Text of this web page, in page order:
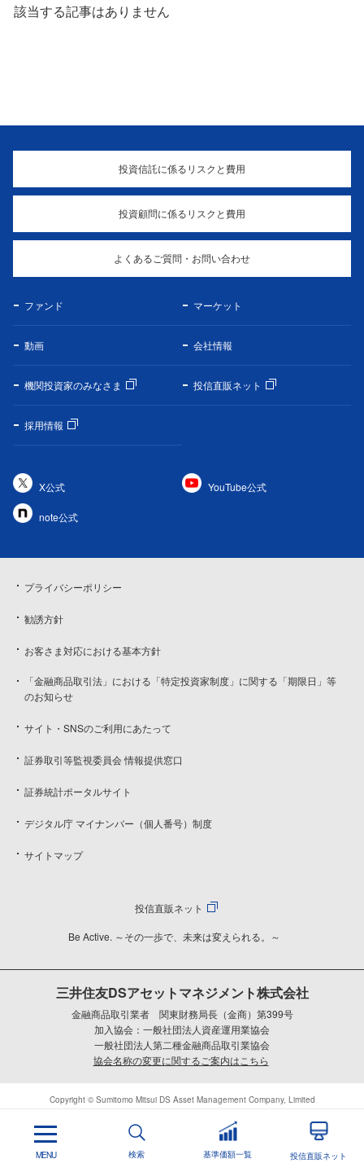
該当する記事はありません
投資信託に係るリスクと費用
投資顧問に係るリスクと費用
よくあるご質問・お問い合わせ
ファンド マーケット
動画 会社情報
機関投資家のみなさま 投信直販ネット
採用情報
X公式 YouTube公式
note公式
プライバシーポリシー
勧誘方針
お客さま対応における基本方針
「金融商品取引法」における「特定投資家制度」に関する「期限日」等
のお知らせ
サイト・SNSのご利用にあたって
証券取引等監視委員会 情報提供窓口
証券統計ポータルサイト
デジタル庁 マイナンバー（個人番号）制度
サイトマップ
投信直販ネット
Be Active. ～その一歩で、未来は変えられる。～
三井住友DSアセットマネジメント株式会社
金融商品取引業者 関東財務局長（金商）第399号
加入協会：一般社団法人資産運用業協会
一般社団法人第二種金融商品取引業協会
協会名称の変更に関するご案内はこちら
Copyright © Sumitomo Mitsui DS Asset Management Company, Limited
MENU 検索 基準価額一覧 投信直販ネット